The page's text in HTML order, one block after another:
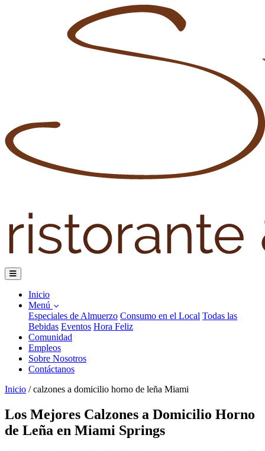
Inicio
Menú
Especiales de Almuerzo Consumo en el Local Todas las
Bebidas Eventos Hora Feliz
Comunidad
Empleos
Sobre Nosotros
Contáctanos
Inicio / calzones a domicilio horno de leña Miami
Los Mejores Calzones a Domicilio Horno
de Leña en Miami Springs